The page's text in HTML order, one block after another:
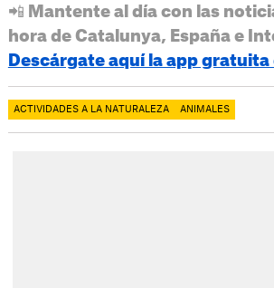
📲 Mantente al día con las
hora de Catalunya, España e
Descárgate aquí la app gratuita
ACTIVIDADES A LA NATURALEZA ANIMALES